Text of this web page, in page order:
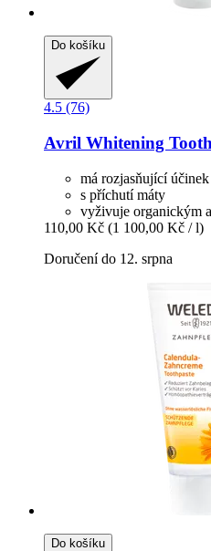
Do košíku
4.5 (76)
Avril Whitening
má rozjasňující účinek
s příchutí máty
vyživuje organickým
110,00 Kč (1 100,00 Kč / l)
Doručení do 12. srpna
Do košíku